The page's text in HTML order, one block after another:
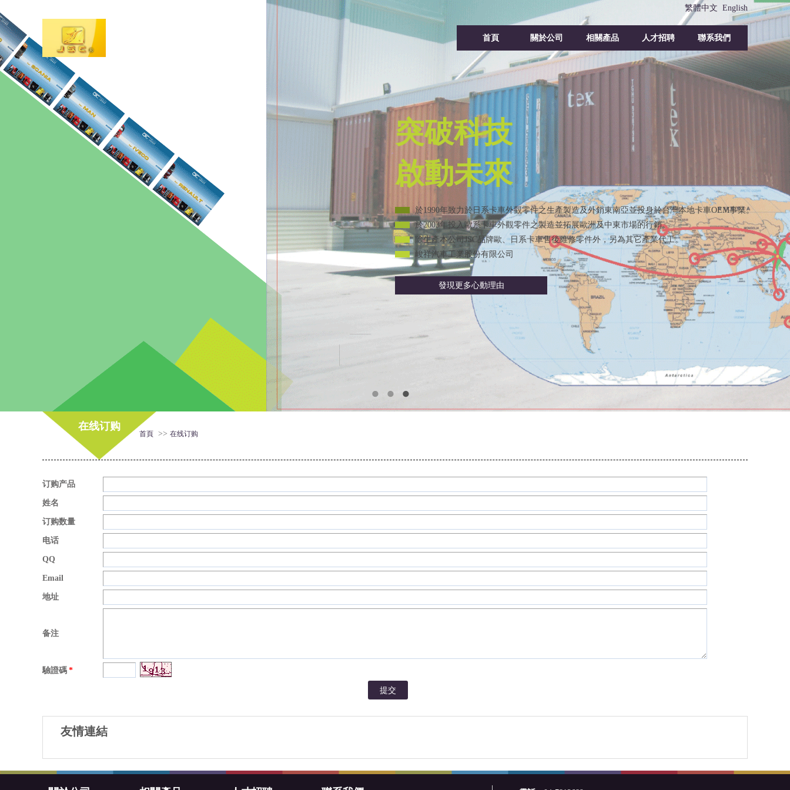
繁體中文 English
首頁 關於公司 相關產品 人才招聘 聯系我們
突破科技
啟動未來
於1990年致力於日系卡車外觀零件之生產製造及外銷東南亞並投身於台灣本地卡車OEM事業。
於2003年投入歐系卡車外觀零件之製造並拓展歐洲及中東市場的行銷。
除生產本公司JSC品牌歐、日系卡車售後維修零件外，另為其它產業代工。
峻祥汽車工業股份有限公司
發現更多心動理由
在线订购
首頁 >> 在线订购
订购产品
姓名
订购数量
电话
QQ
Email
地址
备注
驗證碼 *
友情連結